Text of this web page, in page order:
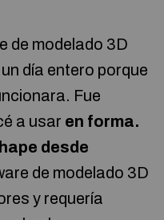
de modelado 3D
día entero porque
Fue
a usar en forma.
desde
de modelado 3D
y requería